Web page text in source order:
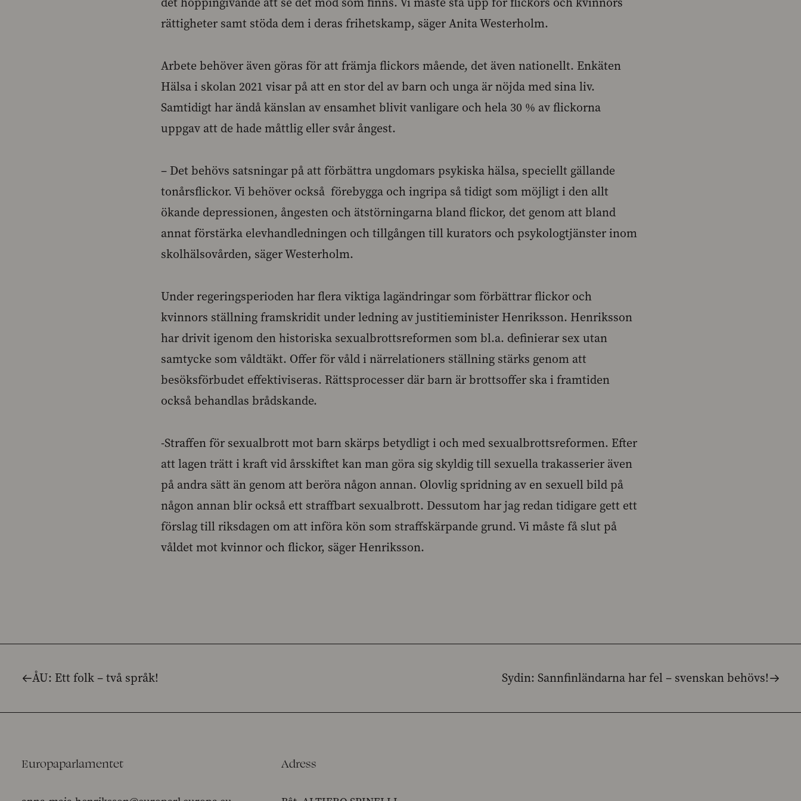
rättigheter samt stöda dem i deras frihetskamp, säger Anita Westerholm.
Arbete behöver även göras för att främja flickors mående, det även nationellt. Enkäten
Hälsa i skolan 2021 visar på att en stor del av barn och unga är nöjda med sina liv.
Samtidigt har ändå känslan av ensamhet blivit vanligare och hela 30 % av flickorna
uppgav att de hade måttlig eller svår ångest.
– Det behövs satsningar på att förbättra ungdomars psykiska hälsa, speciellt gällande
tonårsflickor. Vi behöver också förebygga och ingripa så tidigt som möjligt i den allt
ökande depressionen, ångesten och ätstörningarna bland flickor, det genom att bland
annat förstärka elevhandledningen och tillgången till kurators och psykologtjänster inom
skolhälsovården, säger Westerholm.
Under regeringsperioden har flera viktiga lagändringar som förbättrar flickor och
kvinnors ställning framskridit under ledning av justitieminister Henriksson. Henriksson
har drivit igenom den historiska sexualbrottsreformen som bl.a. definierar sex utan
samtycke som våldtäkt. Offer för våld i närrelationers ställning stärks genom att
besöksförbudet effektiviseras. Rättsprocesser där barn är brottsoffer ska i framtiden
också behandlas brådskande.
-Straffen för sexualbrott mot barn skärps betydligt i och med sexualbrottsreformen. Efter
att lagen trätt i kraft vid årsskiftet kan man göra sig skyldig till sexuella trakasserier även
på andra sätt än genom att beröra någon annan. Olovlig spridning av en sexuell bild på
någon annan blir också ett straffbart sexualbrott. Dessutom har jag redan tidigare gett ett
förslag till riksdagen om att införa kön som straffskärpande grund. Vi måste få slut på
våldet mot kvinnor och flickor, säger Henriksson.
ÅU: Ett folk – två språk! Sydin: Sannfinländarna har fel – svenskan behövs!
Europaparlamentet Adress